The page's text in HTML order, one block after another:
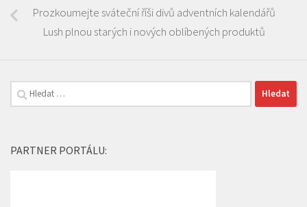
Prozkoumejte sváteční říši divů adventních kalendářů
Lush plnou starých i nových oblíbených produktů
Vyhledávání
PARTNER PORTÁLU: